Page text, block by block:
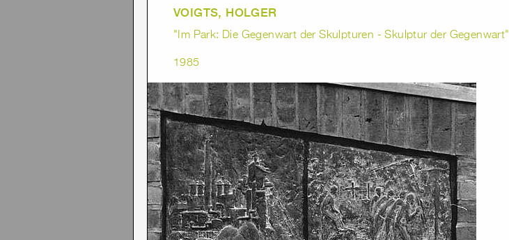
VOIGTS, HOLGER
"Im Park: Die Gegenwart der Skulpturen - Skulptur der Gegenwart"
1985